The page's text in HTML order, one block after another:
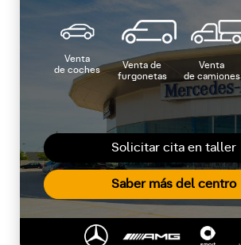
Solicitar cita en taller
Saber más del centro
Venta
de coches
Venta de
furgonetas
Venta
de camiones